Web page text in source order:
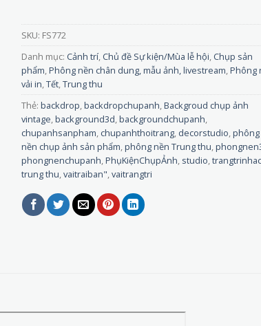
SKU: FS772
Danh mục: Cảnh trí, Chủ đề Sự kiện/Mùa lễ hội, Chụp sản
phẩm,Phông nền chân dung, mẫu ảnh, livestream,Phông
vải in,Tết,Trung thu
Thẻ: backdrop,backdropchupanh,Backgroud chụp ảnh
vintage,background3d,backgroundchupanh,
chupanhsanpham, chupanhthoitrang, decorstudio,phông
nền chụp ảnh sản phẩm,phông nền Trung thu,
phongnenchupanh,PhụKiệnChụpẢnh, studio,
trung thu,vaitraiban",vaitrangtri